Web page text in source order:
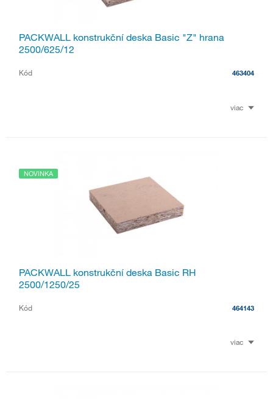
PACKWALL konstrukční deska Basic "Z" hrana
2500/625/12
Kód 463404
viac
NOVINKA
PACKWALL konstrukční deska Basic RH
2500/1250/25
Kód 464143
viac